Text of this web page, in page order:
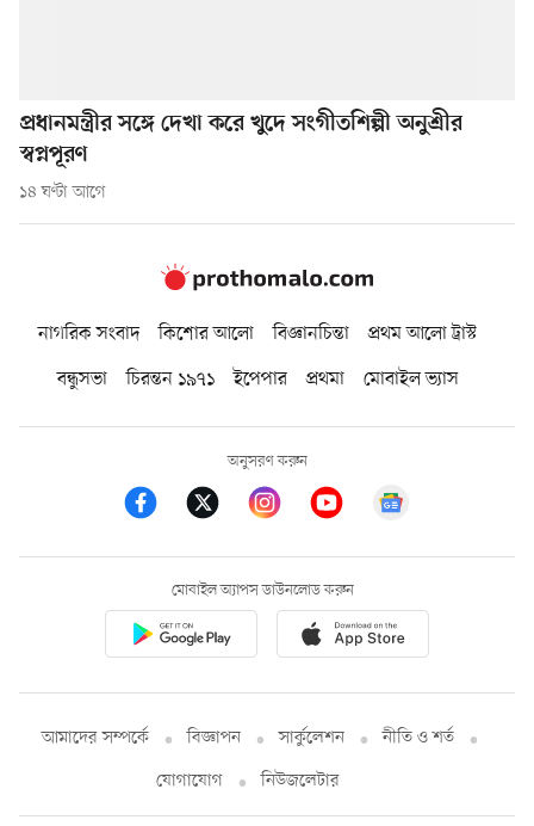
প্রধানমন্ত্রীর সঙ্গে দেখা করে খুদে সংগীতশিল্পী অনুশ্রীর
স্বপ্নপূরণ
১৪ ঘণ্টা আগে
নাগরিক সংবাদ কিশোর আলো বিজ্ঞানচিন্তা
প্রথম আলো ট্রাস্ট
বন্ধুসভা
চিরন্তন ১৯৭১ ইপেপার প্রথমা মোবাইল ভ্যাস
অনুসরণ করুন
মোবাইল অ্যাপস ডাউনলোড করুন
আমাদের সম্পর্কে বিজ্ঞাপন সার্কুলেশন
নীতি ও শর্ত
যোগাযোগ
নিউজলেটার